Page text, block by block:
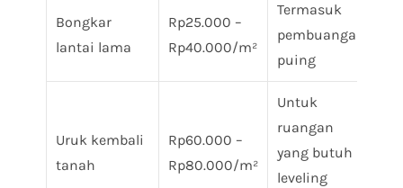
Bongkar
lantai lama
Rp25.000 –
Rp40.000/m²
Termasuk
pembuangan
puing
Uruk kembali
tanah
Rp60.000 –
Rp80.000/m²
Untuk
ruangan
yang butuh
leveling